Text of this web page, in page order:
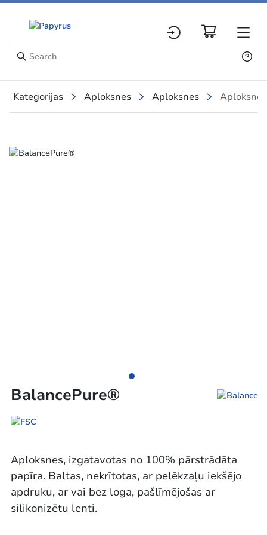
Kategorijas Aploksnes Aploksnes
Slide 1 of 1
BalancePure®
Aploksnes, izgatavotas no 100% pārstrādāta
papīra. Baltas, nekrītotas, ar pelēkzaļu iekšējo
apdruku, ar vai bez loga, pašlīmējošas ar
silikonizētu lenti.